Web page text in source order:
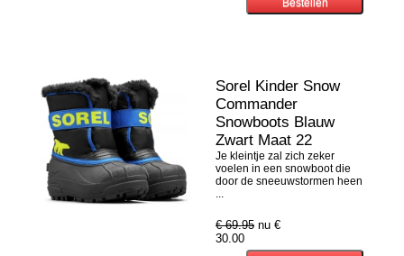
Sorel Kinder Snow
Commander
Snowboots Blauw
Zwart Maat 22
Je kleintje zal zich zeker
voelen in een snowboot die
door de sneeuwstormen heen
...
€ 69.95 nu €
30.00